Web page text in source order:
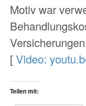
Motiv war
[Video:
Teilen mit: